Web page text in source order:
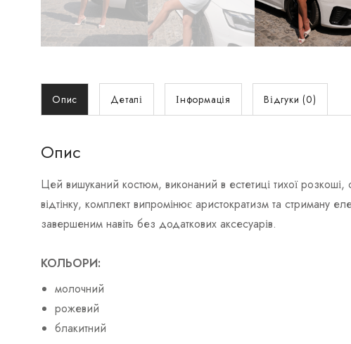
Опис Деталі Інформація Відгуки (0)
Опис
Цей вишуканий костюм, виконаний в естетиці тихої
відтінку, комплект випромінює аристократизм та стриману
завершеним навіть без додаткових аксесуарів.
КОЛЬОРИ:
молочний
рожевий
блакитний